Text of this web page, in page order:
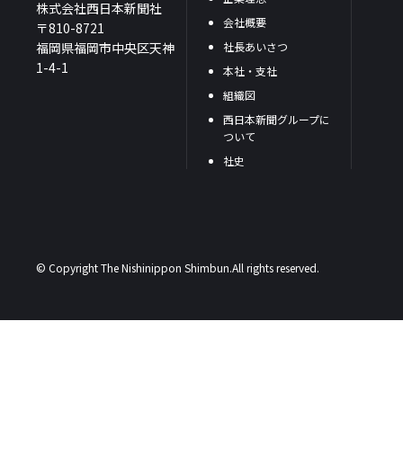
株式会社西日本新聞社
〒810-8721
福岡県福岡市中央区天神
1-4-1
会社概要
社長あいさつ
本社・支社
組織図
西日本新聞グループに
ついて
社史
© Copyright The Nishinippon Shimbun.All rights reserved.